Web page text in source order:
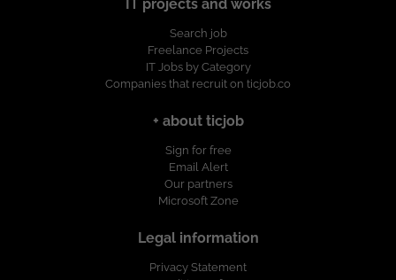
IT projects and works
Search job
Freelance Projects
IT Jobs by Category
Companies that recruit on ticjob.co
+ about ticjob
Sign for free
Email Alert
Our partners
Microsoft Zone
Legal information
Privacy Statement